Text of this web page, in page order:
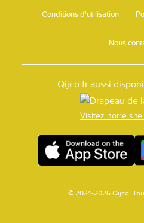
Conditions d'utilisation
Nous
Qijco.fr aussi
Visitez notre
© 2024-2026 Qijco.